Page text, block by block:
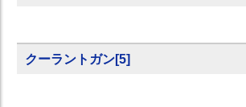
クーラントガン[5]